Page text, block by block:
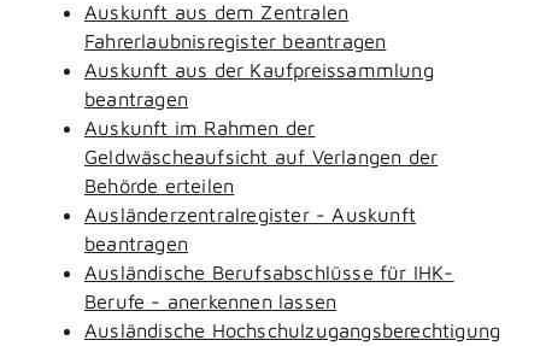
Auskunft aus dem Zentralen
Fahrerlaubnisregister beantragen
Auskunft aus der Kaufpreissammlung
beantragen
Auskunft im Rahmen der
Geldwäscheaufsicht auf Verlangen der
Behörde erteilen
Ausländerzentralregister - Auskunft
beantragen
Ausländische Berufsabschlüsse für IHK-
Berufe - anerkennen lassen
Ausländische Hochschulzugangsberechtigung